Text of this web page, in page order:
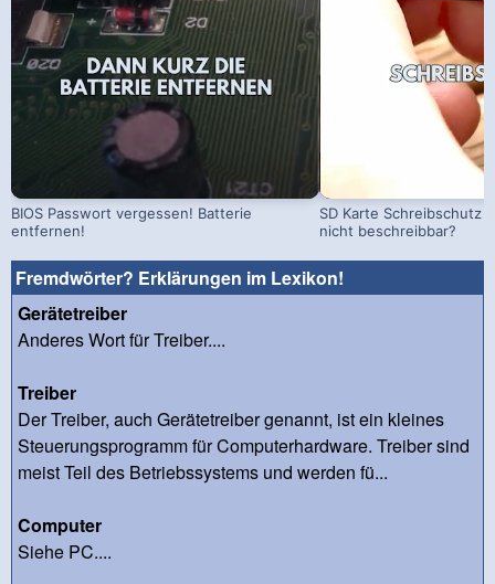
BIOS Passwort vergessen! Batterie
entfernen!
SD Karte Schreibschutz
nicht beschreibbar?
Fremdwörter? Erklärungen im Lexikon!
Gerätetreiber
Anderes Wort für Treiber....
Treiber
Der Treiber, auch Gerätetreiber genannt, ist ein kleines
Steuerungsprogramm für Computerhardware. Treiber sind
meist Teil des Betriebssystems und werden fü...
Computer
Siehe PC....